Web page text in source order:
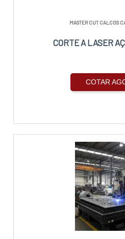
MASTER CUT CALCOS
CORTE A LASER
COTAR